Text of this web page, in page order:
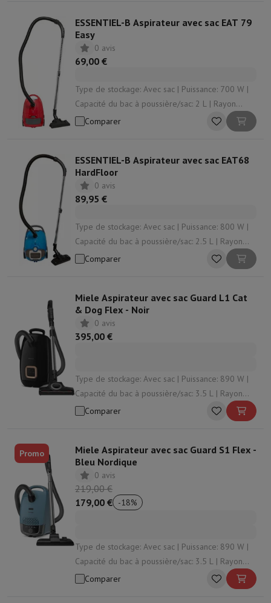
ESSENTIEL-B Aspirateur avec sac EAT 79
Easy
0 avis
69,00 €
Type de stockage: Avec sac | Puissance: 700 W |
Capacité du bac à poussière/sac: 2 L | Rayon
d'action: 8 m | Enrouleur de cordon: Oui
Comparer
ESSENTIEL-B Aspirateur avec sac EAT68
HardFloor
0 avis
89,95 €
Type de stockage: Avec sac | Puissance: 800 W |
Capacité du bac à poussière/sac: 2.5 L | Rayon
d'action: 8 m | Enrouleur de cordon: Oui
Comparer
Miele Aspirateur avec sac Guard L1 Cat
& Dog Flex - Noir
0 avis
395,00 €
Type de stockage: Avec sac | Puissance: 890 W |
Capacité du bac à poussière/sac: 3.5 L | Rayon
d'action: 12 m | Enrouleur de cordon: Oui
Comparer
Promo
Miele Aspirateur avec sac Guard S1 Flex -
Bleu Nordique
0 avis
219,00 €
179,00 € -18%
Type de stockage: Avec sac | Puissance: 890 W |
Capacité du bac à poussière/sac: 3.5 L | Rayon
d'action: 10 m | Enrouleur de cordon: Oui
Comparer